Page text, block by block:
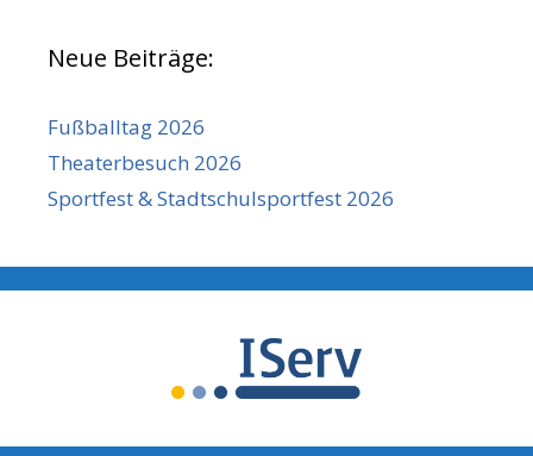
Neue Beiträge:
Fußballtag 2026
Theaterbesuch 2026
Sportfest & Stadtschulsportfest 2026